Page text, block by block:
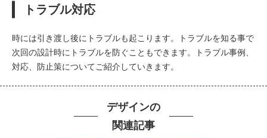
トラブル対応
時には引き渡し後にトラブルも起こります。トラブルを知る事で
次回の設計時にトラブルを防ぐこともできます。トラブル事例、
対応、防止策についてご紹介していきます。
デザインの
関連記事